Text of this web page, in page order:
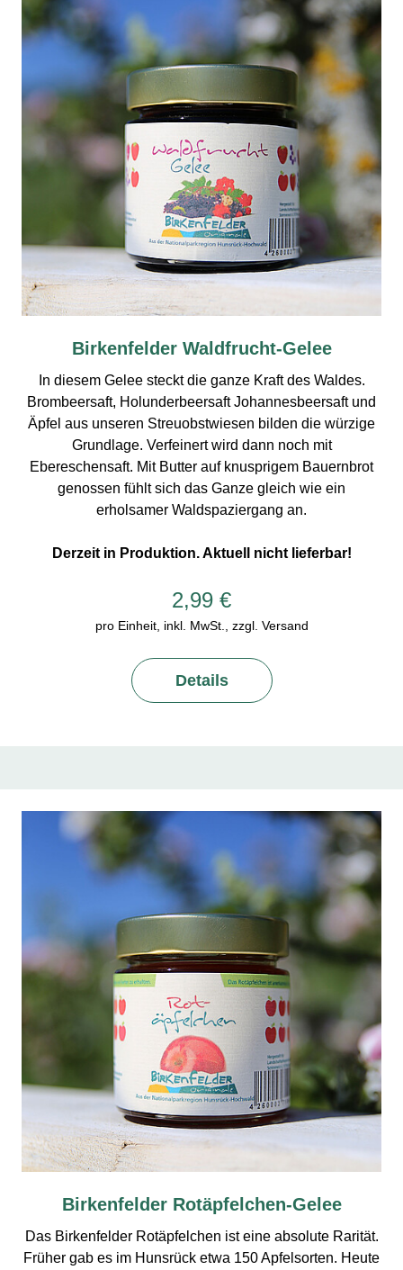
Birkenfelder Waldfrucht-Gelee
In diesem Gelee steckt die ganze Kraft des Waldes.
Brombeersaft, Holunderbeersaft Johannesbeersaft und
Äpfel aus unseren Streuobstwiesen bilden die würzige
Grundlage. Verfeinert wird dann noch mit
Ebereschensaft. Mit Butter auf knusprigem Bauernbrot
genossen fühlt sich das Ganze gleich wie ein
erholsamer Waldspaziergang an.
Derzeit in Produktion. Aktuell nicht lieferbar!
2,99 €
pro Einheit, inkl. MwSt., zzgl. Versand
Details
Birkenfelder Rotäpfelchen-Gelee
Das Birkenfelder Rotäpfelchen ist eine absolute Rarität.
Früher gab es im Hunsrück etwa 150 Apfelsorten. Heute